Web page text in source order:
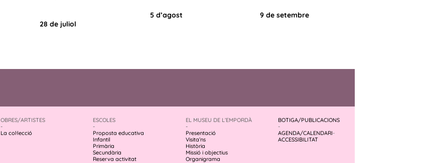
28 de juliol
5 d’agost 9 de setembre
OBRES/ARTISTES
-
La col·lecció
ESCOLES
-
Proposta educativa
Infantil
Primària
Secundària
Reserva activitat
EL MUSEU DE L’EMPORDÀ
-
Presentació
Visita’ns
Història
Missió i objectius
Organigrama
BOTIGA/PUBLICACIONS
-
AGENDA/CALENDARI-
ACCESSIBILITAT